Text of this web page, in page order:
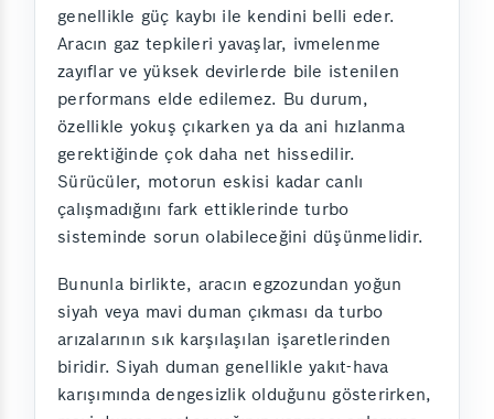
genellikle güç kaybı ile kendini belli eder.
Aracın gaz tepkileri yavaşlar, ivmelenme
zayıflar ve yüksek devirlerde bile istenilen
performans elde edilemez. Bu durum,
özellikle yokuş çıkarken ya da ani hızlanma
gerektiğinde çok daha net hissedilir.
Sürücüler, motorun eskisi kadar canlı
çalışmadığını fark ettiklerinde turbo
sisteminde sorun olabileceğini düşünmelidir.
Bununla birlikte, aracın egzozundan yoğun
siyah veya mavi duman çıkması da turbo
arızalarının sık karşılaşılan işaretlerinden
biridir. Siyah duman genellikle yakıt-hava
karışımında dengesizlik olduğunu gösterirken,